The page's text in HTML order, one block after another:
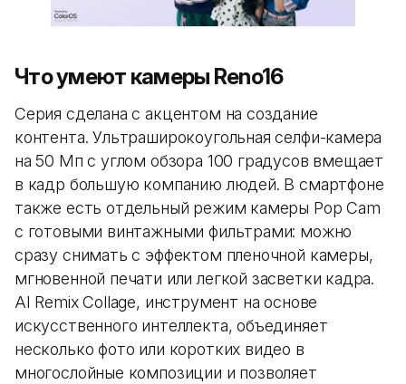
Что умеют камеры Reno16
Серия сделана с акцентом на создание
контента. Ультраширокоугольная селфи-камера
на 50 Мп с углом обзора 100 градусов вмещает
в кадр большую компанию людей. В смартфоне
также есть отдельный режим камеры Pop Cam
с готовыми винтажными фильтрами: можно
сразу снимать с эффектом пленочной камеры,
мгновенной печати или легкой засветки кадра.
AI Remix Collage, инструмент на основе
искусственного интеллекта, объединяет
несколько фото или коротких видео в
многослойные композиции и позволяет